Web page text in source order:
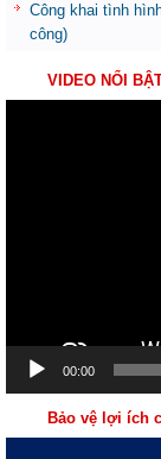
Công khai tình
công)
VIDEO NỔI
00:00
Bảo vệ lợi ích